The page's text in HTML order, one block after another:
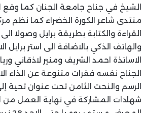
الشيخ في جناح جامعة الجنان كما وقع
منتدى شاعر الكورة الخضراء كما نظم
القراءة والكتابة بطريقة برايل وصولا
والهاتف الذكي بالاضافة الى استر
الاساتذة احمد الشريف ومنير
الجناح نفسه فقرات متنوعة عن الذاء
الرسم والنحت الثامن تحت عنوان تحية
شهادات المشاركة في نهاية العمل من